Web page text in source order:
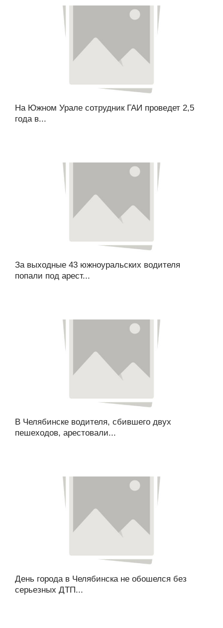
На Южном Урале сотрудник ГАИ проведет 2,5
года в...
За выходные 43 южноуральских водителя
попали под арест...
В Челябинске водителя, сбившего двух
пешеходов, арестовали...
День города в Челябинска не обошелся без
серьезных ДТП...